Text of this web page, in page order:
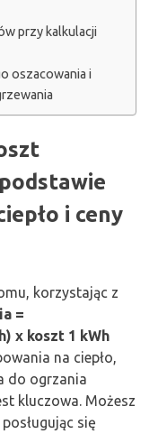
przy kalkulacji
oszacowania i
i ceny
korzystając z
=
x koszt 1 kWh
na ciepło,
do ogrzania
kluczowa. Możesz
się